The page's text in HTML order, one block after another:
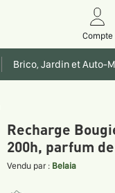
Compte
Brico, Jardin et Auto-
Recharge
200h, parfum
Vendu par : Belaia